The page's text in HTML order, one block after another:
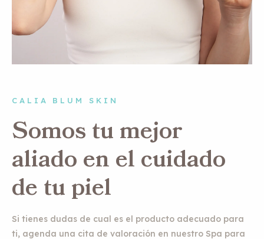
CALIA BLUM SKIN
Somos tu mejor
aliado en el cuidado
de tu piel
Si tienes dudas de cual es el producto adecuado para
ti, agenda una cita de valoración en nuestro Spa para